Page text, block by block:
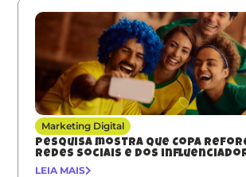
Marketing Digital
Pesquisa mostra que Copa
redes sociais e dos
LEIA MAIS